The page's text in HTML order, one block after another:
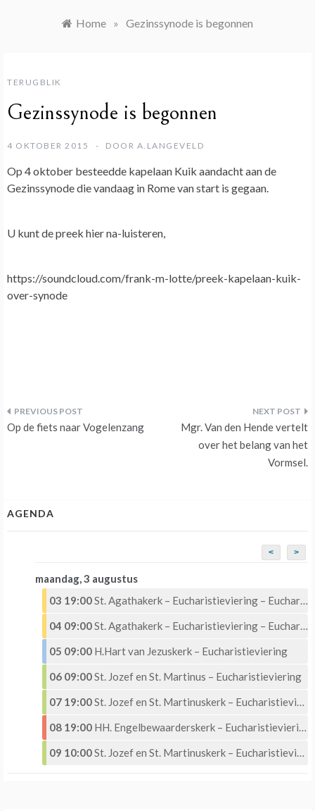
Home » Gezinssynode is begonnen
TERUGBLIK
Gezinssynode is begonnen
4 OKTOBER 2015 DOOR A.LANGEVELD
Op 4 oktober besteedde kapelaan Kuik aandacht aan de
Gezinssynode die vandaag in Rome van start is gegaan.
U kunt de preek hier na-luisteren,
https://soundcloud.com/frank-m-lotte/preek-kapelaan-kuik-
over-synode
Bericht
Op de fiets naar Vogelenzang
Mgr. Van den Hende vertelt
over het belang van het
Vormsel.
AGENDA
< >
maandag, 3 augustus
03 19:00St. Agathakerk – Eucharistieviering – Eucharistische Aanbidding
04 09:00St. Agathakerk – Eucharistieviering – Eucharistische Aanbidding
05 09:00 H.Hart van Jezuskerk – Eucharistieviering
06 09:00St. Jozef en St. Martinus – Eucharistieviering
07 19:00St. Jozef en St. Martinuskerk – Eucharistieviering met Eucharistische aanbidding
08 19:00 HH. Engelbewaarderskerk – Eucharistieviering –
09 10:00St. Jozef en St. Martinuskerk – Eucharistieviering